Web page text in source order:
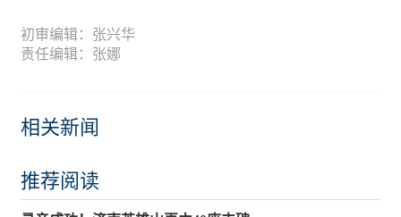
初审编辑：张兴华
责任编辑：张娜
相关新闻
推荐阅读